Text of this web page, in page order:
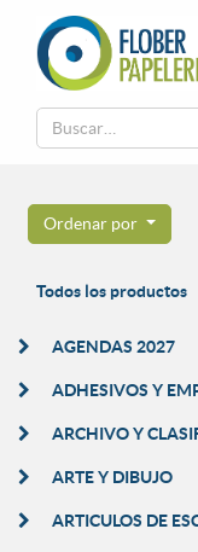
Ordenar por
Todos los productos
AGENDAS 2027
ADHESIVOS Y
ARCHIVO Y
ARTE Y DIBUJO
ARTICULOS DE